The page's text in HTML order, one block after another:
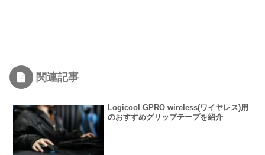
関連記事
Logicool GPRO wireless(ワイヤレス)用
のおすすめグリップテープを紹介